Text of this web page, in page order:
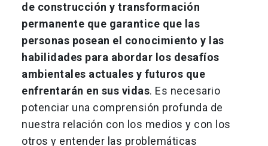
de construcción y transformación
permanente que garantice que las
personas posean el conocimiento y las
habilidades para abordar los desafíos
ambientales actuales y futuros que
enfrentarán en sus vidas. Es necesario
potenciar una comprensión profunda de
nuestra relación con los medios y con los
otros y entender las problemáticas